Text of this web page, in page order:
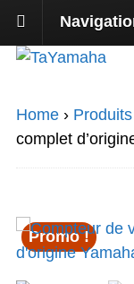
Home › Produits
complet
Promo !